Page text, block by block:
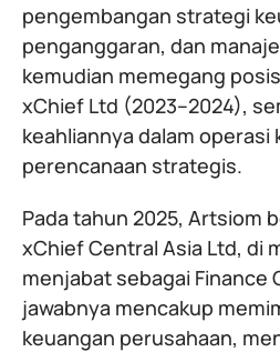
pengembangan strategi
penganggaran, dan
kemudian memegang
xChief Ltd (2023–2024),
keahliannya dalam operasi
perencanaan strategis.
Pada tahun 2025, Artsiom
xChief Central Asia Ltd, di
menjabat sebagai Finance
jawabnya mencakup
keuangan perusahaan,